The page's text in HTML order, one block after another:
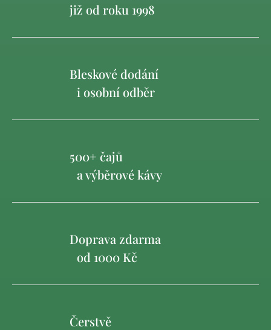
již od roku 1998
Bleskové dodání
i osobní odběr
500+ čajů
a výběrové kávy
Doprava zdarma
od 1000 Kč
Čerstvě